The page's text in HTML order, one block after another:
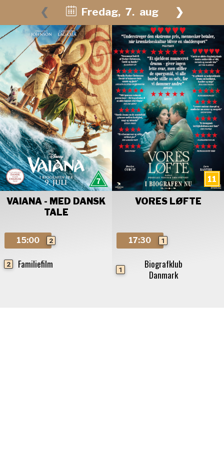
❮ Fredag, 7. aug ❯
August 2026
Man Tirs Ons Tors Fre Lør Søn
27 28 29 30 31 1
2
3
4 5 6 7 8
9
10
11 12 13 14 15
16
17
18 19 20 21 22
23
24
25 26 27 28 29
30
31
1 2 3 4 5 6
VAIANA - MED DANSK
TALE
15:00 2
2 Familiefilm
VORES LØFTE
17:30 1
1
Biografklub
Danmark